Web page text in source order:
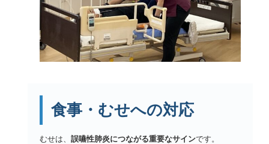
食事・むせへの対応
むせは、誤嚥性肺炎につながる重要なサインです。